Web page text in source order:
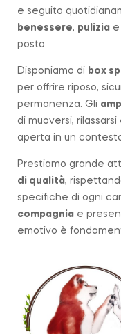
e seguito
benessere, pulizia e
posto.
Disponiamo di box
per offrire riposo,
permanenza. Gli
di muoversi,
aperta in un
Prestiamo grande
di qualità,
specifiche di ogni
compagnia e
emotivo è